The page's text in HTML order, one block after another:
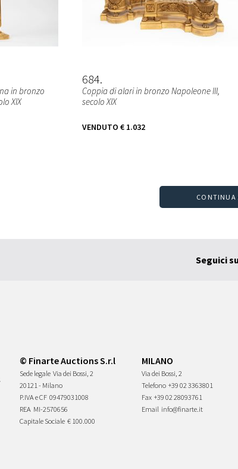
in bronzo
XIX
684
Coppia di alari in bronzo Napoleone III,
secolo XIX
VENDUTO € 1.032
CONTINUA
Seguici
© Finarte Auctions S.r.l
Sede legale Via dei Bossi, 2
20121 - Milano
P.IVA e CF 09479031008
REA MI-2570656
Capitale Sociale € 100.000
MILANO
Via dei Bossi, 2
Telefono +39 02 3363801
Fax +39 02 28093761
Email info@finarte.it